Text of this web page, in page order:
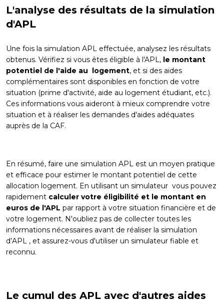
L'analyse des résultats de la simulation
d'APL
Une fois la simulation APL effectuée, analysez les résultats
obtenus. Vérifiez si vous êtes éligible à l'APL, le montant
potentiel de l'aide au logement, et si des aides
complémentaires sont disponibles en fonction de votre
situation (prime d'activité, aide au logement étudiant, etc.).
Ces informations vous aideront à mieux comprendre votre
situation et à réaliser les demandes d'aides adéquates
auprès de la CAF.
En résumé, faire une simulation APL est un moyen pratique
et efficace pour estimer le montant potentiel de cette
allocation logement. En utilisant un simulateur vous pouvez
rapidement calculer votre éligibilité et le montant en
euros de l'APL par rapport à votre situation financière et de
votre logement. N'oubliez pas de collecter toutes les
informations nécessaires avant de réaliser la simulation
d’APL , et assurez-vous d'utiliser un simulateur fiable et
reconnu.
Le cumul des APL avec d'autres aides